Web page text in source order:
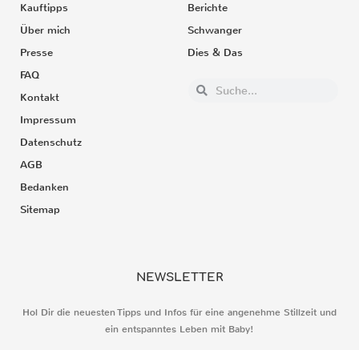
Kauftipps
Über mich
Presse
FAQ
Kontakt
Impressum
Datenschutz
AGB
Bedanken
Sitemap
Berichte
Schwanger
Dies & Das
NEWSLETTER
Hol Dir die neuesten Tipps und Infos für eine angenehme Stillzeit und
ein entspanntes Leben mit Baby!